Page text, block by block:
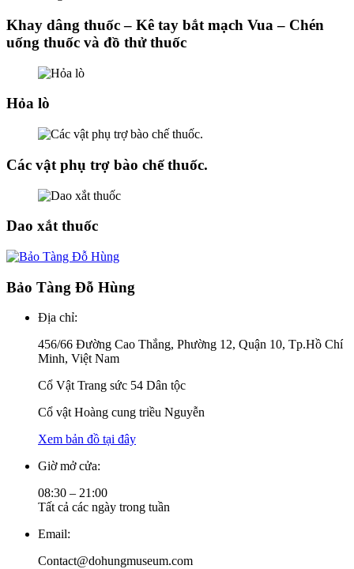
Khay dâng thuốc – Kê tay bắt mạch Vua – Chén
uống thuốc và đồ thử thuốc
Hỏa lò
Các vật phụ trợ bào chế thuốc.
Dao xắt thuốc
Bảo Tàng Đỗ Hùng
Địa chỉ:
456/66 Đường Cao Thắng, Phường 12, Quận 10, Tp.Hồ Chí
Minh, Việt Nam
Cổ Vật Trang sức 54 Dân tộc
Cổ vật Hoàng cung triều Nguyễn
Xem bản đồ tại đây
Giờ mở cửa:
08:30 – 21:00
Tất cả các ngày trong tuần
Email:
Contact@dohungmuseum.com